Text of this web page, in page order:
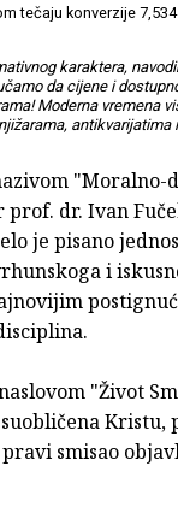
tečaju konverzije
karaktera,
da cijene i
Moderna vremena
antikvarijatima
prof. dr. Ivan
je pisano
i
"Život
Kristu,
smisao